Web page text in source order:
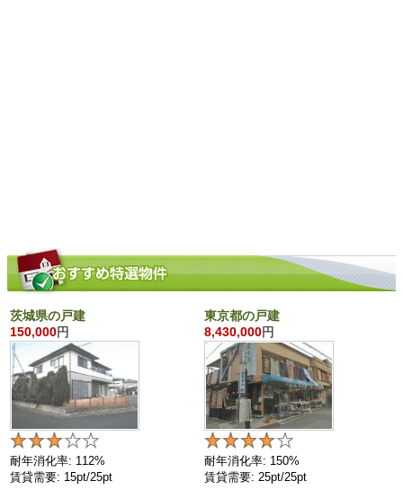
茨城県の戸建
150,000円
耐年消化率: 112%
賃貸需要: 15pt/25pt
東京都の戸建
8,430,000円
耐年消化率: 150%
賃貸需要: 25pt/25pt